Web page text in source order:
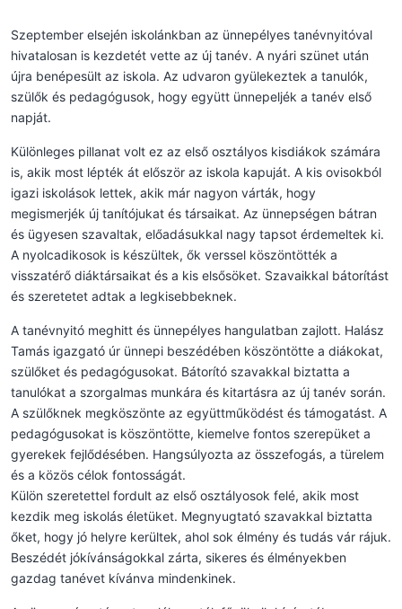
Szeptember elsején iskolánkban az ünnepélyes tanévnyitóval
hivatalosan is kezdetét vette az új tanév. A nyári szünet után
újra benépesült az iskola. Az udvaron gyülekeztek a tanulók,
szülők és pedagógusok, hogy együtt ünnepeljék a tanév első
napját.
Különleges pillanat volt ez az első osztályos kisdiákok számára
is, akik most lépték át először az iskola kapuját. A kis ovisokból
igazi iskolások lettek, akik már nagyon várták, hogy
megismerjék új tanítójukat és társaikat. Az ünnepségen bátran
és ügyesen szavaltak, előadásukkal nagy tapsot érdemeltek ki.
A nyolcadikosok is készültek, ők verssel köszöntötték a
visszatérő diáktársaikat és a kis elsősöket. Szavaikkal bátorítást
és szeretetet adtak a legkisebbeknek.
A tanévnyitó meghitt és ünnepélyes hangulatban zajlott. Halász
Tamás igazgató úr ünnepi beszédében köszöntötte a diákokat,
szülőket és pedagógusokat. Bátorító szavakkal biztatta a
tanulókat a szorgalmas munkára és kitartásra az új tanév során.
A szülőknek megköszönte az együttműködést és támogatást. A
pedagógusokat is köszöntötte, kiemelve fontos szerepüket a
gyerekek fejlődésében. Hangsúlyozta az összefogás, a türelem
és a közös célok fontosságát.
Külön szeretettel fordult az első osztályosok felé, akik most
kezdik meg iskolás életüket. Megnyugtató szavakkal biztatta
őket, hogy jó helyre kerültek, ahol sok élmény és tudás vár rájuk.
Beszédét jókívánságokkal zárta, sikeres és élményekben
gazdag tanévet kívánva mindenkinek.